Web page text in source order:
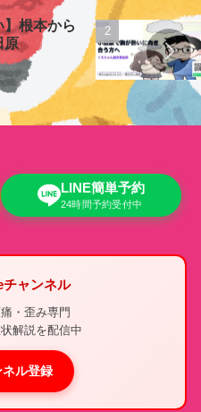
】根本から
原
LINE簡単予約
24時間予約受付中
ャンネル
・歪み専門
解説を配信中
ル登録